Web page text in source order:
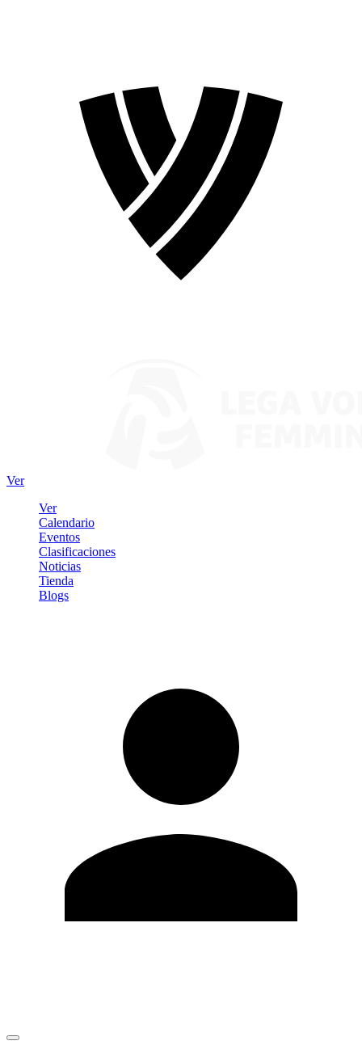
Ver
Ver
Calendario
Eventos
Clasificaciones
Noticias
Tienda
Blogs